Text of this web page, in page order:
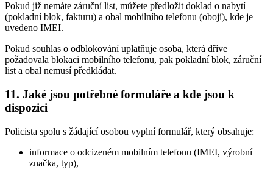
Pokud již nemáte záruční list, můžete předložit doklad o nabytí
(pokladní blok, fakturu) a obal mobilního telefonu (obojí), kde je
uvedeno IMEI.
Pokud souhlas o odblokování uplatňuje osoba, která dříve
požadovala blokaci mobilního telefonu, pak pokladní blok, záruční
list a obal nemusí předkládat.
11. Jaké jsou potřebné formuláře a kde jsou k
dispozici
Policista spolu s žádající osobou vyplní formulář, který obsahuje:
informace o odcizeném mobilním telefonu (IMEI, výrobní
značka, typ),